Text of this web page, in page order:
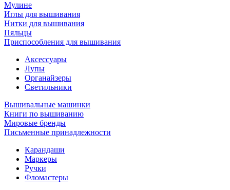
Мулине
Иглы для вышивания
Нитки для вышивания
Пяльцы
Приспособления для вышивания
Аксессуары
Лупы
Органайзеры
Светильники
Вышивальные машинки
Книги по вышиванию
Мировые бренды
Письменные принадлежности
Карандаши
Маркеры
Ручки
Фломастеры